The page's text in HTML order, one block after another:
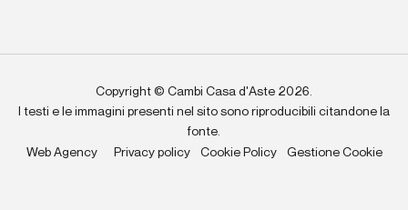
Copyright © Cambi Casa d'Aste 2026.
I testi e le immagini presenti nel sito sono riproducibili citandone la
fonte.
Web Agency
Privacy policy Cookie Policy Gestione Cookie